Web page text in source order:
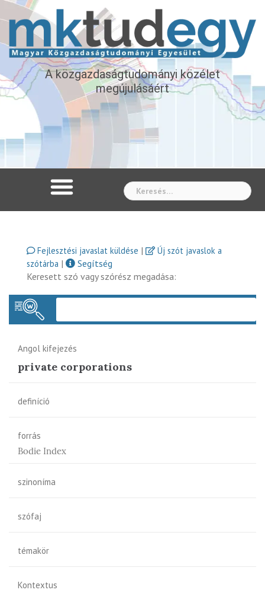
A közgazdaságtudományi közélet
megújulásáért
Fejlesztési javaslat küldése |
Új szót javaslok a
szótárba |
Segítség
Keresett szó vagy szórész megadása:
Angol kifejezés
private corporations
definíció
forrás
Bodie Index
szinoníma
szófaj
témakör
Kontextus